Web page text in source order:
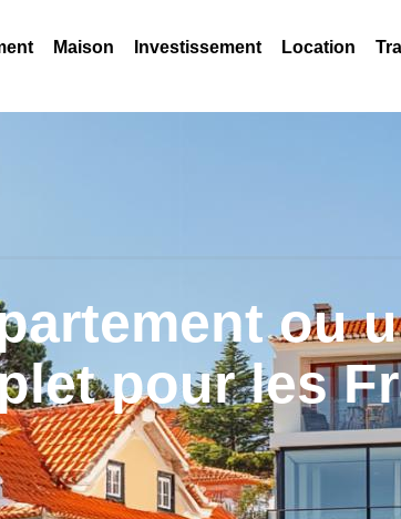
Maison Investissement Location
ou
pour les